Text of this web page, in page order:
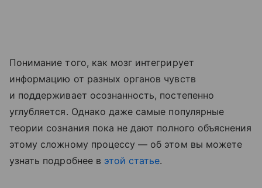
Понимание того, как мозг интегрирует
информацию от разных органов чувств
и поддерживает осознанность, постепенно
углубляется. Однако даже самые популярные
теории сознания пока не дают полного объяснения
этому сложному процессу — об этом вы можете
узнать подробнее в этой статье.